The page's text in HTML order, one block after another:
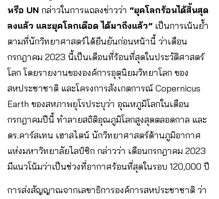
หรือ UN กล่าวในการแถลงข่าวว่า “ยุคโลกร้อนได้สิ้นสุด
ลงแล้ว และยุคโลกเดือด ได้มาถึงแล้ว” เป็นการเน้นย้ำ
ตามที่นักวิทยาศาสตร์ได้ยืนยันก่อนหน้านี้ ว่าเดือน
กรกฎาคม 2023 นี้เป็นเดือนที่ร้อนที่สุดในประวัติศาสตร์
โลก โดยรายงานขององค์การอุตุนิยมวิทยาโลก ของ
สหประชาชาติ และโครงการสังเกตการณ์ Copernicus
Earth ของสหภาพยุโรประบุว่า อุณหภูมิโลกในเดือน
กรกฎาคมปีนี้ ทำลายสถิติอุณภูมิโลกสูงสุดตลอดกาล และ
ดร.คาร์สเทน เฮาสไตน์ นักวิทยาศาสตร์ด้านภูมิอากาศ
แห่งมหาวิทยาลัยไลป์ซิก กล่าวว่า เดือนกรกฎาคม 2023
มีแนวโน้มว่าเป็นช่วงที่อากาศร้อนที่สุดในรอบ 120,000 ปี
การส่งสัญญาณจากเลขาธิการองค์การสหประชาชาติ ว่า